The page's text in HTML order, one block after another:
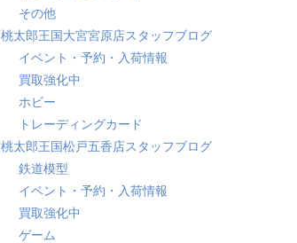
その他
桃太郎王国大宮宮原店スタッフブログ
イベント・予約・入荷情報
買取強化中
ホビー
トレーディングカード
桃太郎王国松戸五香店スタッフブログ
鉄道模型
イベント・予約・入荷情報
買取強化中
ゲーム